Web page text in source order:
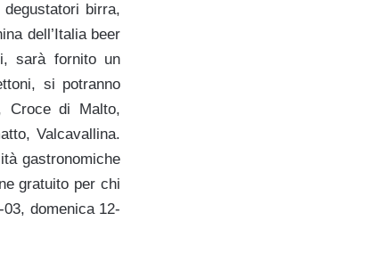
birra,
dell’Italia beer
sarà fornito un
si potranno
Croce di Malto,
Valcavallina.
gastronomiche
gratuito per chi
domenica 12-